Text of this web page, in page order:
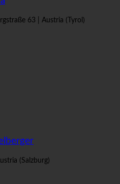
63 | Austria (Tyrol)
(Salzburg)